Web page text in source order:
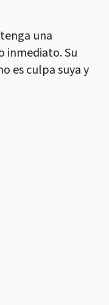
una
inmediato. Su
es culpa suya y